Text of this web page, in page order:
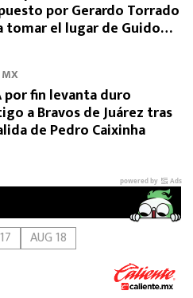
por Gerardo Torrado
tomar el lugar de Guido
por fin levanta duro
a Bravos de Juárez tras
de Pedro Caixinha